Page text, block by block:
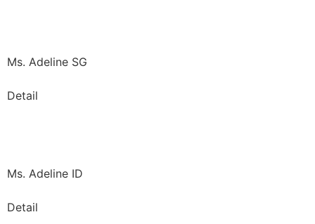
Ms. Adeline SG
Detail
Ms. Adeline ID
Detail